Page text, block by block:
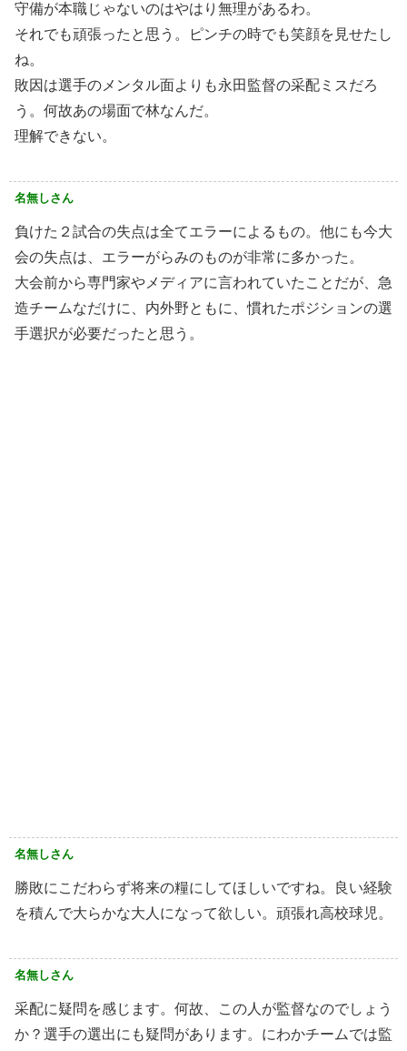
守備が本職じゃないのはやはり無理があるわ。
それでも頑張ったと思う。ピンチの時でも笑顔を見せたし
ね。
敗因は選手のメンタル面よりも永田監督の采配ミスだろ
う。何故あの場面で林なんだ。
理解できない。
名無しさん
負けた２試合の失点は全てエラーによるもの。他にも今大
会の失点は、エラーがらみのものが非常に多かった。
大会前から専門家やメディアに言われていたことだが、急
造チームなだけに、内外野ともに、慣れたポジションの選
手選択が必要だったと思う。
名無しさん
勝敗にこだわらず将来の糧にしてほしいですね。良い経験
を積んで大らかな大人になって欲しい。頑張れ高校球児。
名無しさん
采配に疑問を感じます。何故、この人が監督なのでしょう
か？選手の選出にも疑問があります。にわかチームでは監